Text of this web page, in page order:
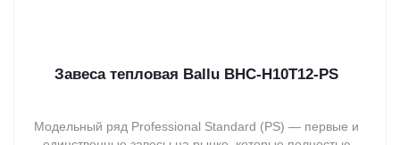
Завеса тепловая Ballu BHC-H10T12-PS
Модельный ряд Professional Standard (PS) — первые и